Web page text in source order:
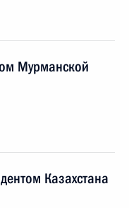
Мурманской
Казахстана